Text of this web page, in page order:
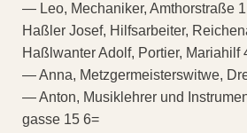
— Leo, Mechaniker, Amthorstraße
Haßler Josef, Hilfsarbeiter,
Haßlwanter Adolf, Portier, Mariahilf
— Anna, Metzgermeisterswitwe,
— Anton, Musiklehrer und
gasse 15 6=